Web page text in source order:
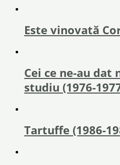
Este vinovată
Cei ce ne-au dat
studiu (1976-
Tartuffe (1986-